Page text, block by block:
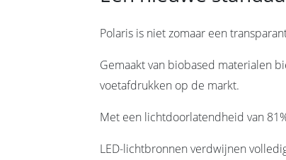
Polaris is niet zomaar een
Gemaakt van biobased materialen
voetafdrukken op de markt.
Met een lichtdoorlatendheid van
LED-lichtbronnen verdwijnen